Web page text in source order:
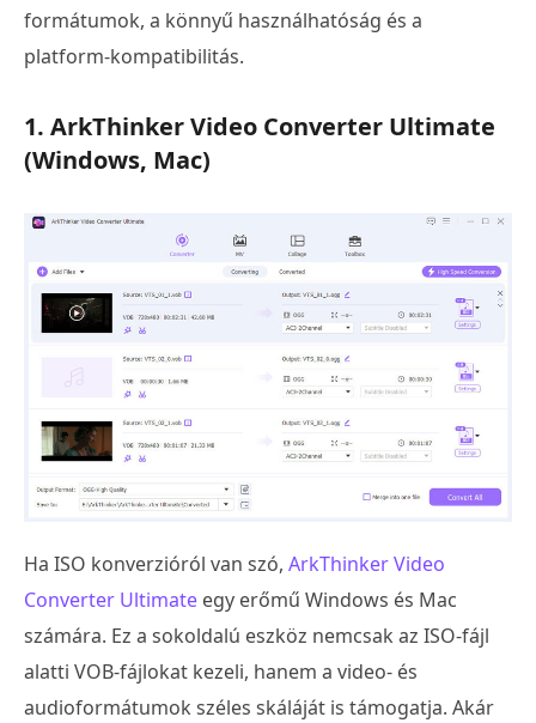
formátumok, a könnyű használhatóság és a
platform-kompatibilitás.
1. ArkThinker Video Converter Ultimate
(Windows, Mac)
Ha ISO konverzióról van szó, ArkThinker Video
Converter Ultimate egy erőmű Windows és Mac
számára. Ez a sokoldalú eszköz nemcsak az ISO-fájl
alatti VOB-fájlokat kezeli, hanem a video- és
audioformátumok széles skáláját is támogatja. Akár